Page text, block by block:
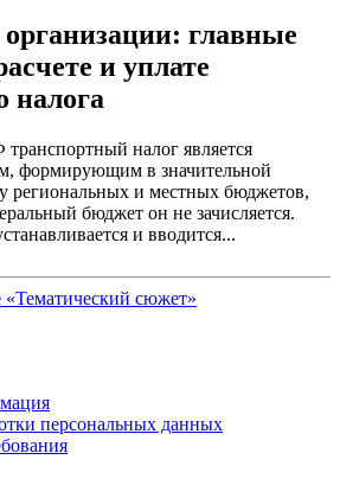
главные
и уплате
налога
налог является
формирующим в значительной
региональных и местных бюджетов,
бюджет он не зачисляется.
и вводится...
«Тематический сюжет»
персональных данных